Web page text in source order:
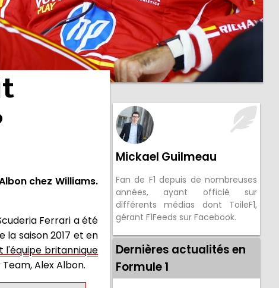
chez Williams.
Ferrari a été
la saison 2017 et en
l'équipe britannique
Alex Albon.
Mickael Guilmeau
Fan de F1 depuis de nombreuses
années, ayant officié sur
différents médias dont ToileF1,
gérant F1Feeds sur Facebook.
Dernières actualités en
Formule 1